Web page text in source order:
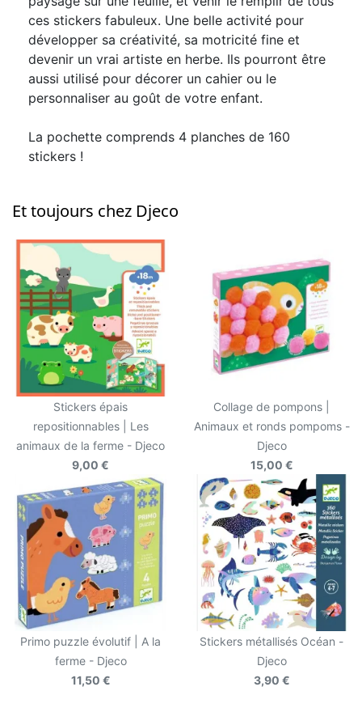
ces stickers fabuleux. Une belle activité pour
développer sa créativité, sa motricité fine et
devenir un vrai artiste en herbe. Ils pourront être
aussi utilisé pour décorer un cahier ou le
personnaliser au goût de votre enfant.
La pochette comprends 4 planches de 160
stickers !
Et toujours chez Djeco
Stickers épais
repositionnables | Les
animaux de la ferme - Djeco
9,00 €
Collage de pompons |
Animaux et ronds pompoms -
Djeco
15,00 €
Primo puzzle évolutif | A la
ferme - Djeco
11,50 €
Stickers métallisés Océan -
Djeco
3,90 €